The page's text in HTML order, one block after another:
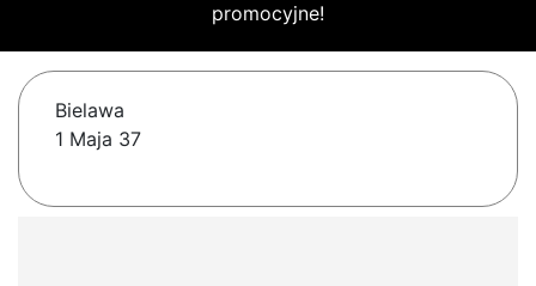
promocyjne!
Bielawa
1 Maja 37